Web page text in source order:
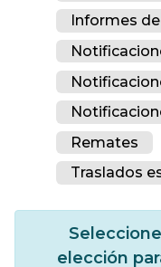
Informes
Remates
Traslados
elección